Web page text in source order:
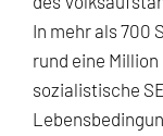
In mehr als 700
rund eine
sozialistische